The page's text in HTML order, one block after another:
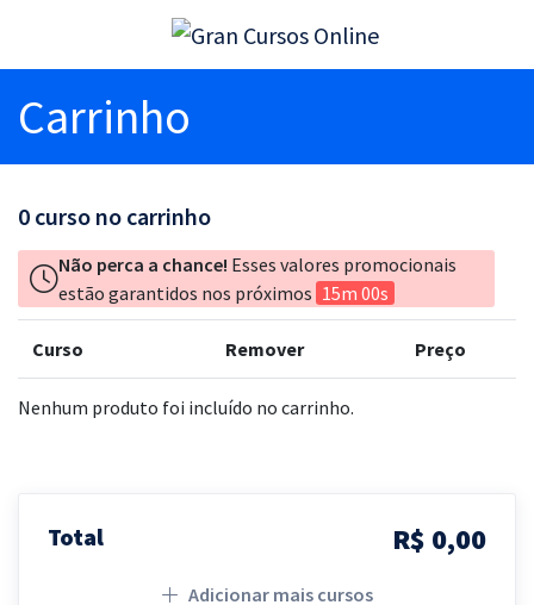
Carrinho
0 curso no carrinho
Não perca a chance! Esses valores promocionais
estão garantidos nos próximos 15m 00s
Curso Remover Preço
Nenhum produto foi incluído no carrinho.
Total R$ 0,00
Adicionar mais cursos